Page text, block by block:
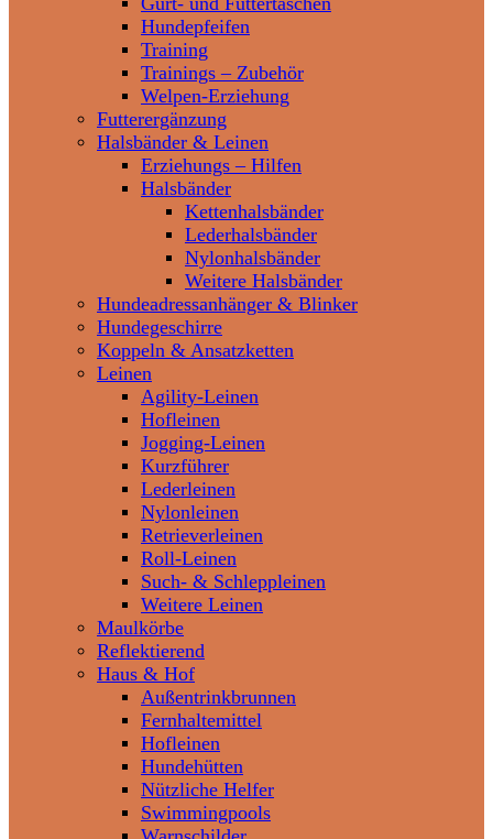
Hundepfeifen
Training
Trainings – Zubehör
Welpen-Erziehung
Futterergänzung
Halsbänder & Leinen
Erziehungs – Hilfen
Halsbänder
Kettenhalsbänder
Lederhalsbänder
Nylonhalsbänder
Weitere Halsbänder
Hundeadressanhänger & Blinker
Hundegeschirre
Koppeln & Ansatzketten
Leinen
Agility-Leinen
Hofleinen
Jogging-Leinen
Kurzführer
Lederleinen
Nylonleinen
Retrieverleinen
Roll-Leinen
Such- & Schleppleinen
Weitere Leinen
Maulkörbe
Reflektierend
Haus & Hof
Außentrinkbrunnen
Fernhaltemittel
Hofleinen
Hundehütten
Nützliche Helfer
Swimmingpools